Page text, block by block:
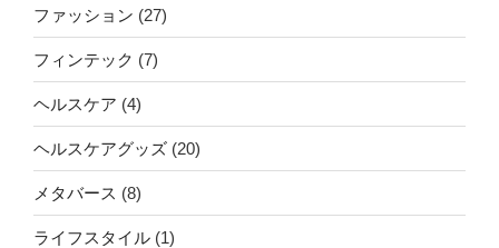
ファッション (27)
フィンテック (7)
ヘルスケア (4)
ヘルスケアグッズ (20)
メタバース (8)
ライフスタイル (1)